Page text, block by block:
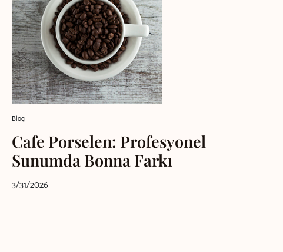
Blog
Cafe Porselen: Profesyonel
Sunumda Bonna Farkı
3/31/2026